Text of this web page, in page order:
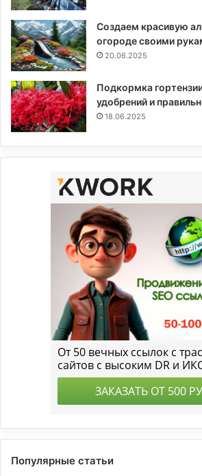
Создаем красивую
огороде своими
20.06.2025
Подкормка
удобрений и
18.06.2025
Популярные статьи